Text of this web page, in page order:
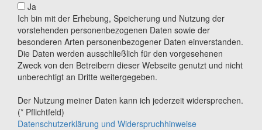
Ja
Ich bin mit der Erhebung, Speicherung und Nutzung der
vorstehenden personenbezogenen Daten sowie der
besonderen Arten personenbezogener Daten einverstanden.
Die Daten werden ausschließlich für den vorgesehenen
Zweck von den Betreibern dieser Webseite genutzt und nicht
unberechtigt an Dritte weitergegeben.
Der Nutzung meiner Daten kann ich jederzeit widersprechen.
(* Pflichtfeld)
Datenschutzerklärung und Widerspruchhinweise